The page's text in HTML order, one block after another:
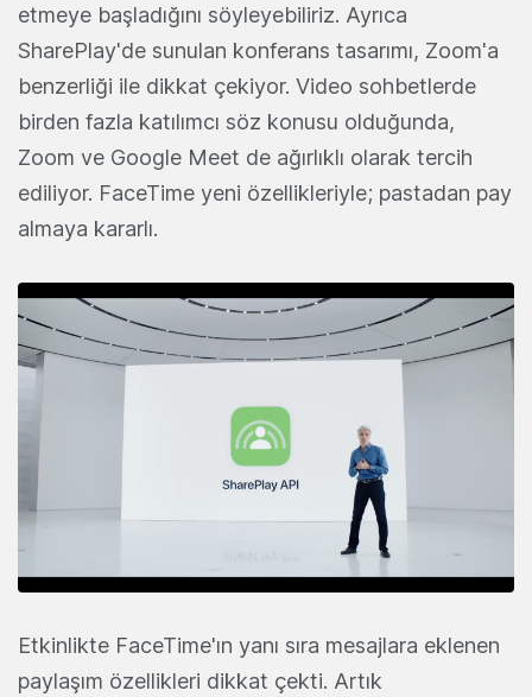
etmeye başladığını söyleyebiliriz. Ayrıca
SharePlay'de sunulan konferans tasarımı, Zoom'a
benzerliği ile dikkat çekiyor. Video sohbetlerde
birden fazla katılımcı söz konusu olduğunda,
Zoom ve Google Meet de ağırlıklı olarak tercih
ediliyor. FaceTime yeni özellikleriyle; pastadan pay
almaya kararlı.
Etkinlikte FaceTime'ın yanı sıra mesajlara eklenen
paylaşım özellikleri dikkat çekti. Artık